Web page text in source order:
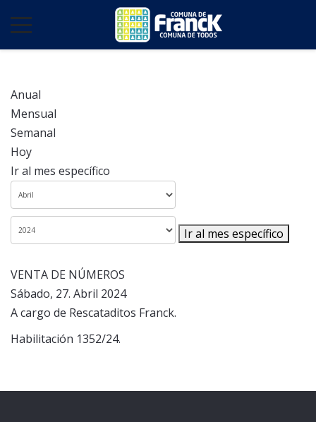
Anual
Mensual
Semanal
Hoy
Ir al mes específico
Ir al mes específico
VENTA DE NÚMEROS
Sábado, 27. Abril 2024
A cargo de Rescataditos Franck.
Habilitación 1352/24.